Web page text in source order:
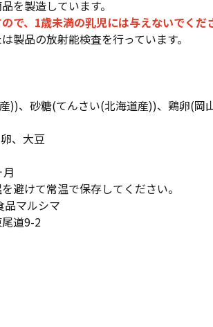
を製造しています。
で、1歳未満の乳児には与えないでくだ
製品の放射能検査を行っています。
))、砂糖(てんさい(北海道産))、鶏卵(岡
、大豆
避けて常温で保存してください。
マルシマ
9-2